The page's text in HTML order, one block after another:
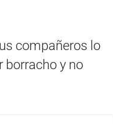
compañeros lo
borracho y no